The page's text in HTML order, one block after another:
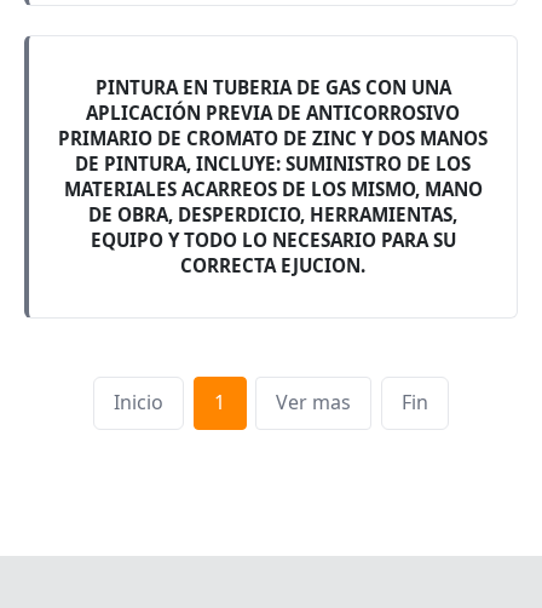
PINTURA EN TUBERIA DE GAS CON UNA
APLICACIÓN PREVIA DE ANTICORROSIVO
PRIMARIO DE CROMATO DE ZINC Y DOS MANOS
DE PINTURA, INCLUYE: SUMINISTRO DE LOS
MATERIALES ACARREOS DE LOS MISMO, MANO
DE OBRA, DESPERDICIO, HERRAMIENTAS,
EQUIPO Y TODO LO NECESARIO PARA SU
CORRECTA EJUCION.
Inicio 1 Ver mas Fin